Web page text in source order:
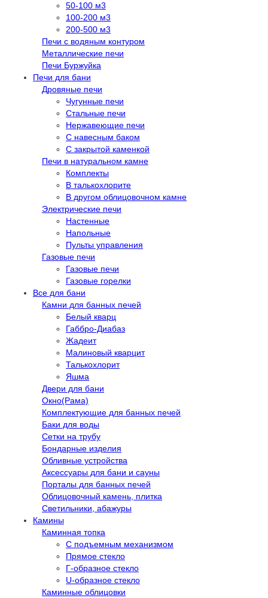
50-100 м3
100-200 м3
200-500 м3
Печи с водяным контуром
Металлические печи
Печи Буржуйка
Печи для бани
Дровяные печи
Чугунные печи
Стальные печи
Нержавеющие печи
С навесным баком
С закрытой каменкой
Печи в натуральном камне
Комплекты
В талькохлорите
В другом облицовочном камне
Электрические печи
Настенные
Напольные
Пульты управления
Газовые печи
Газовые печи
Газовые горелки
Все для бани
Камни для банных печей
Белый кварц
Габбро-Диабаз
Жадеит
Малиновый кварцит
Талькохлорит
Яшма
Двери для бани
Окно(Рама)
Комплектующие для банных печей
Баки для воды
Сетки на трубу
Бондарные изделия
Обливные устройства
Аксессуары для бани и сауны
Порталы для банных печей
Облицовочный камень, плитка
Светильники, абажуры
Камины
Каминная топка
С подъемным механизмом
Прямое стекло
Г-образное стекло
U-образное стекло
Каминные облицовки